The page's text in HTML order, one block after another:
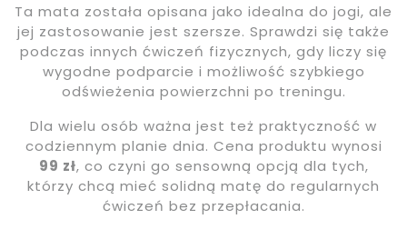
Ta mata została opisana jako idealna do jogi, ale
jej zastosowanie jest szersze. Sprawdzi się także
podczas innych ćwiczeń fizycznych, gdy liczy się
wygodne podparcie i możliwość szybkiego
odświeżenia powierzchni po treningu.
Dla wielu osób ważna jest też praktyczność w
codziennym planie dnia. Cena produktu wynosi
99 zł, co czyni go sensowną opcją dla tych,
którzy chcą mieć solidną matę do regularnych
ćwiczeń bez przepłacania.